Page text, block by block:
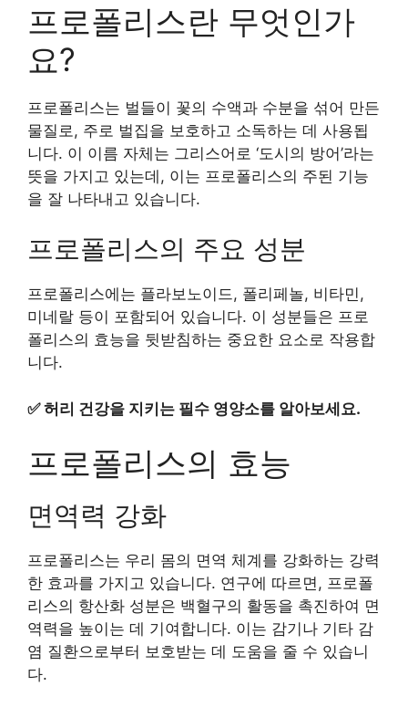
프로폴리스란 무엇인가
요?
프로폴리스는 벌들이 꽃의 수액과 수분을 섞어 만든
물질로, 주로 벌집을 보호하고 소독하는 데 사용됩
니다. 이 이름 자체는 그리스어로 ‘도시의 방어’라는
뜻을 가지고 있는데, 이는 프로폴리스의 주된 기능
을 잘 나타내고 있습니다.
프로폴리스의 주요 성분
프로폴리스에는 플라보노이드, 폴리페놀, 비타민,
미네랄 등이 포함되어 있습니다. 이 성분들은 프로
폴리스의 효능을 뒷받침하는 중요한 요소로 작용합
니다.
✅허리 건강을 지키는 필수 영양소를 알아보세요.
프로폴리스의 효능
면역력 강화
프로폴리스는 우리 몸의 면역 체계를 강화하는 강력
한 효과를 가지고 있습니다. 연구에 따르면, 프로폴
리스의 항산화 성분은 백혈구의 활동을 촉진하여 면
역력을 높이는 데 기여합니다. 이는 감기나 기타 감
염 질환으로부터 보호받는 데 도움을 줄 수 있습니
다.